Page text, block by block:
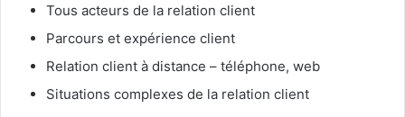
Tous acteurs de la relation client
Parcours et expérience client
Relation client à distance – téléphone, web
Situations complexes de la relation client